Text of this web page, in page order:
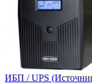
ИБП / UPS